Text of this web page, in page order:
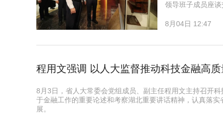
领导班子成员座
8月04日 12:47
程用文强调 以人大监督推动科技金融高质
8月3日，省人大常委会党组成员、副主任程用文主持召开
于金融工作的重要论述和考察湖北重要讲话精神，认真落
展。